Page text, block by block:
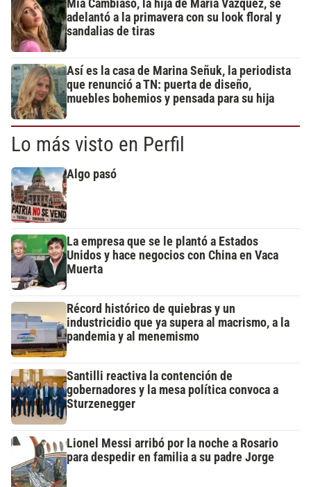
Mía Cambiaso, la hija de María Vázquez, se
adelantó a la primavera con su look floral y
sandalias de tiras
Así es la casa de Marina Señuk, la periodista
que renunció a TN: puerta de diseño,
muebles bohemios y pensada para su hija
Lo más visto en Perfil
Algo pasó
La empresa que se le plantó a Estados
Unidos y hace negocios con China en Vaca
Muerta
Récord histórico de quiebras y un
industricidio que ya supera al macrismo, a la
pandemia y al menemismo
Santilli reactiva la contención de
gobernadores y la mesa política convoca a
Sturzenegger
Lionel Messi arribó por la noche a Rosario
para despedir en familia a su padre Jorge